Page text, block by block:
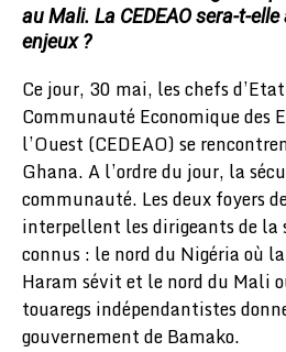
au Mali. La CEDEAO sera-t-
enjeux ?
Ce jour, 30 mai, les chefs
Communauté Economique des
l’Ouest (CEDEAO) se
Ghana. A l’ordre du jour, la
communauté. Les deux foyers
interpellent les dirigeants de la
connus : le nord du Nigéria où
Haram sévit et le nord du Mali
touaregs indépendantistes
gouvernement de Bamako.